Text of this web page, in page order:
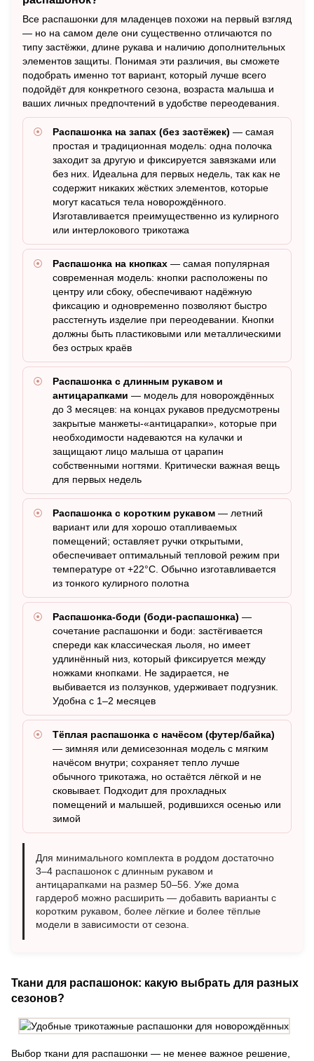
Все распашонки для младенцев похожи на первый взгляд
— но на самом деле они существенно отличаются по
типу застёжки, длине рукава и наличию дополнительных
элементов защиты. Понимая эти различия, вы сможете
подобрать именно тот вариант, который лучше всего
подойдёт для конкретного сезона, возраста малыша и
ваших личных предпочтений в удобстве переодевания.
Распашонка на запах (без застёжек) — самая
простая и традиционная модель: одна полочка
заходит за другую и фиксируется завязками или
без них. Идеальна для первых недель, так как не
содержит никаких жёстких элементов, которые
могут касаться тела новорождённого.
Изготавливается преимущественно из кулирного
или интерлокового трикотажа
Распашонка на кнопках — самая популярная
современная модель: кнопки расположены по
центру или сбоку, обеспечивают надёжную
фиксацию и одновременно позволяют быстро
расстегнуть изделие при переодевании. Кнопки
должны быть пластиковыми или металлическими
без острых краёв
Распашонка с длинным рукавом и
антицарапками — модель для новорождённых
до 3 месяцев: на концах рукавов предусмотрены
закрытые манжеты-«антицарапки», которые при
необходимости надеваются на кулачки и
защищают лицо малыша от царапин
собственными ногтями. Критически важная вещь
для первых недель
Распашонка с коротким рукавом — летний
вариант или для хорошо отапливаемых
помещений; оставляет ручки открытыми,
обеспечивает оптимальный тепловой режим при
температуре от +22°C. Обычно изготавливается
из тонкого кулирного полотна
Распашонка-боди (боди-распашонка) —
сочетание распашонки и боди: застёгивается
спереди как классическая льоля, но имеет
удлинённый низ, который фиксируется между
ножками кнопками. Не задирается, не
выбивается из ползунков, удерживает подгузник.
Удобна с 1–2 месяцев
Тёплая распашонка с начёсом (футер/байка)
— зимняя или демисезонная модель с мягким
начёсом внутри; сохраняет тепло лучше
обычного трикотажа, но остаётся лёгкой и не
сковывает. Подходит для прохладных
помещений и малышей, родившихся осенью или
зимой
Для минимального комплекта в роддом достаточно
3–4 распашонок с длинным рукавом и
антицарапками на размер 50–56. Уже дома
гардероб можно расширить — добавить варианты с
коротким рукавом, более лёгкие и более тёплые
модели в зависимости от сезона.
Ткани для распашонок: какую выбрать для разных
сезонов?
Выбор ткани для распашонки — не менее важное решение,